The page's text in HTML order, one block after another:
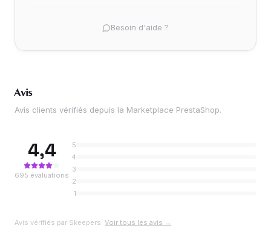
Besoin d'aide ?
Avis
Avis clients vérifiés depuis la Marketplace PrestaShop.
4,4
695 évaluations
5
4
3
2
1
Avis vérifiés par Skeepers. Voir tous les avis →